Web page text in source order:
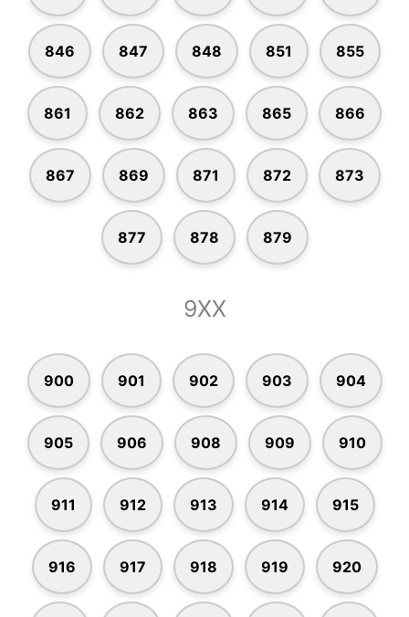
846 847 848 851 855
861 862 863 865 866
867 869 871 872 873
877 878 879
9XX
900 901 902 903 904
905 906 908 909 910
911 912 913 914 915
916 917 918 919 920